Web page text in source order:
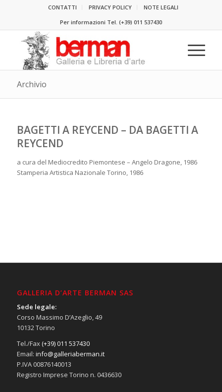
CONTATTI PRIVACY POLICY
NOTE LEGALI
Per informazioni Tel. (+39) 011 537430
Archivio
BAGETTI A REYCEND – DA BAGETTI A
REYCEND
a cura del Mediocredito Piemontese – Angelo Dragone, 1986
Stamperia Artistica Nazionale Torino, 1986
GALLERIA D’ARTE BERMAN SAS
Sede legale:
Corso Massimo D’Azeglio, 49
10132 Torino
Tel./Fax(+39) 011 537430
Email: info@galleriaberman.it
P.IVA 00876140013
Registro Imprese Torino n. 0436630